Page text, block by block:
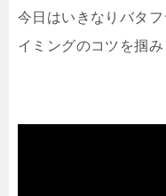
今日はいきなりバタ
イミングのコツを掴み